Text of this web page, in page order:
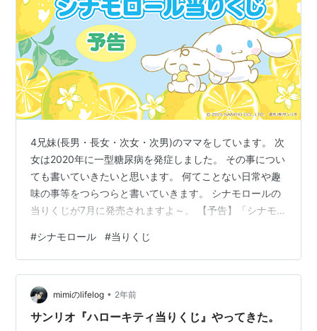
4兄妹(長男・長女・次女・次男)のママをしています。 次
女は2020年に一型糖尿病を発症しました。 その事につい
ても書いていきたいと思います。 何てことない日常や趣
味の事等をつらつらと書いていきます。 シナモロールの
当りくじが7月に発売されますよ～。 【予告】「シナモ
モチーフのシナモロール当りくじ☆大人っぽくアップデ
ートしたデザインのアイテムがいっぱいだよ♪続報をお楽
しみに！ 発売予定時期：2025年7月 取り扱い予定店舗：
全国のサンリオショップ、コンビニエンスストア他 価
格：1回¥800(税込) 賞品紹介 お昼寝マット ぬいぐるみ
#シナモロール #当りくじ
mimiのlifelog • 2年前
サンリオ『ハローキティ当りくじ』やってきた。